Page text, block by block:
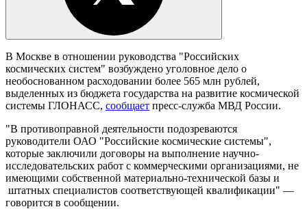
В Москве в отношении руководства "Российских
космических систем" возбуждено уголовное дело о
необоснованном расходовании более 565 млн рублей,
выделенных из бюджета государства на развитие космической
системы ГЛОНАСС, сообщает пресс-служба МВД России.
"В противоправной деятельности подозреваются
руководители ОАО "Российские космические системы",
которые заключили договоры на выполнение научно-
исследовательских работ с коммерческими организациями, не
имеющими собственной материально-технической базы и
штатных специалистов соответствующей квалификации" —
говорится в сообщении.